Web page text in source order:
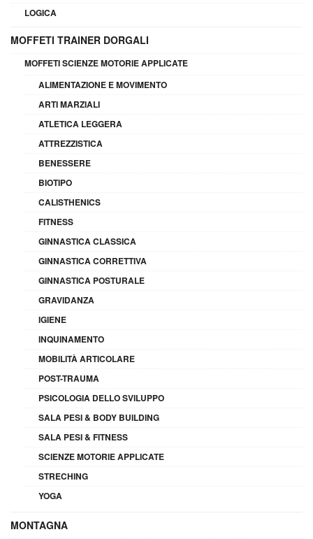
LOGICA
MOFFETI TRAINER DORGALI
MOFFETI SCIENZE MOTORIE APPLICATE
ALIMENTAZIONE E MOVIMENTO
ARTI MARZIALI
ATLETICA LEGGERA
ATTREZZISTICA
BENESSERE
BIOTIPO
CALISTHENICS
FITNESS
GINNASTICA CLASSICA
GINNASTICA CORRETTIVA
GINNASTICA POSTURALE
GRAVIDANZA
IGIENE
INQUINAMENTO
MOBILITÀ ARTICOLARE
POST-TRAUMA
PSICOLOGIA DELLO SVILUPPO
SALA PESI & BODY BUILDING
SALA PESI & FITNESS
SCIENZE MOTORIE APPLICATE
STRECHING
YOGA
MONTAGNA